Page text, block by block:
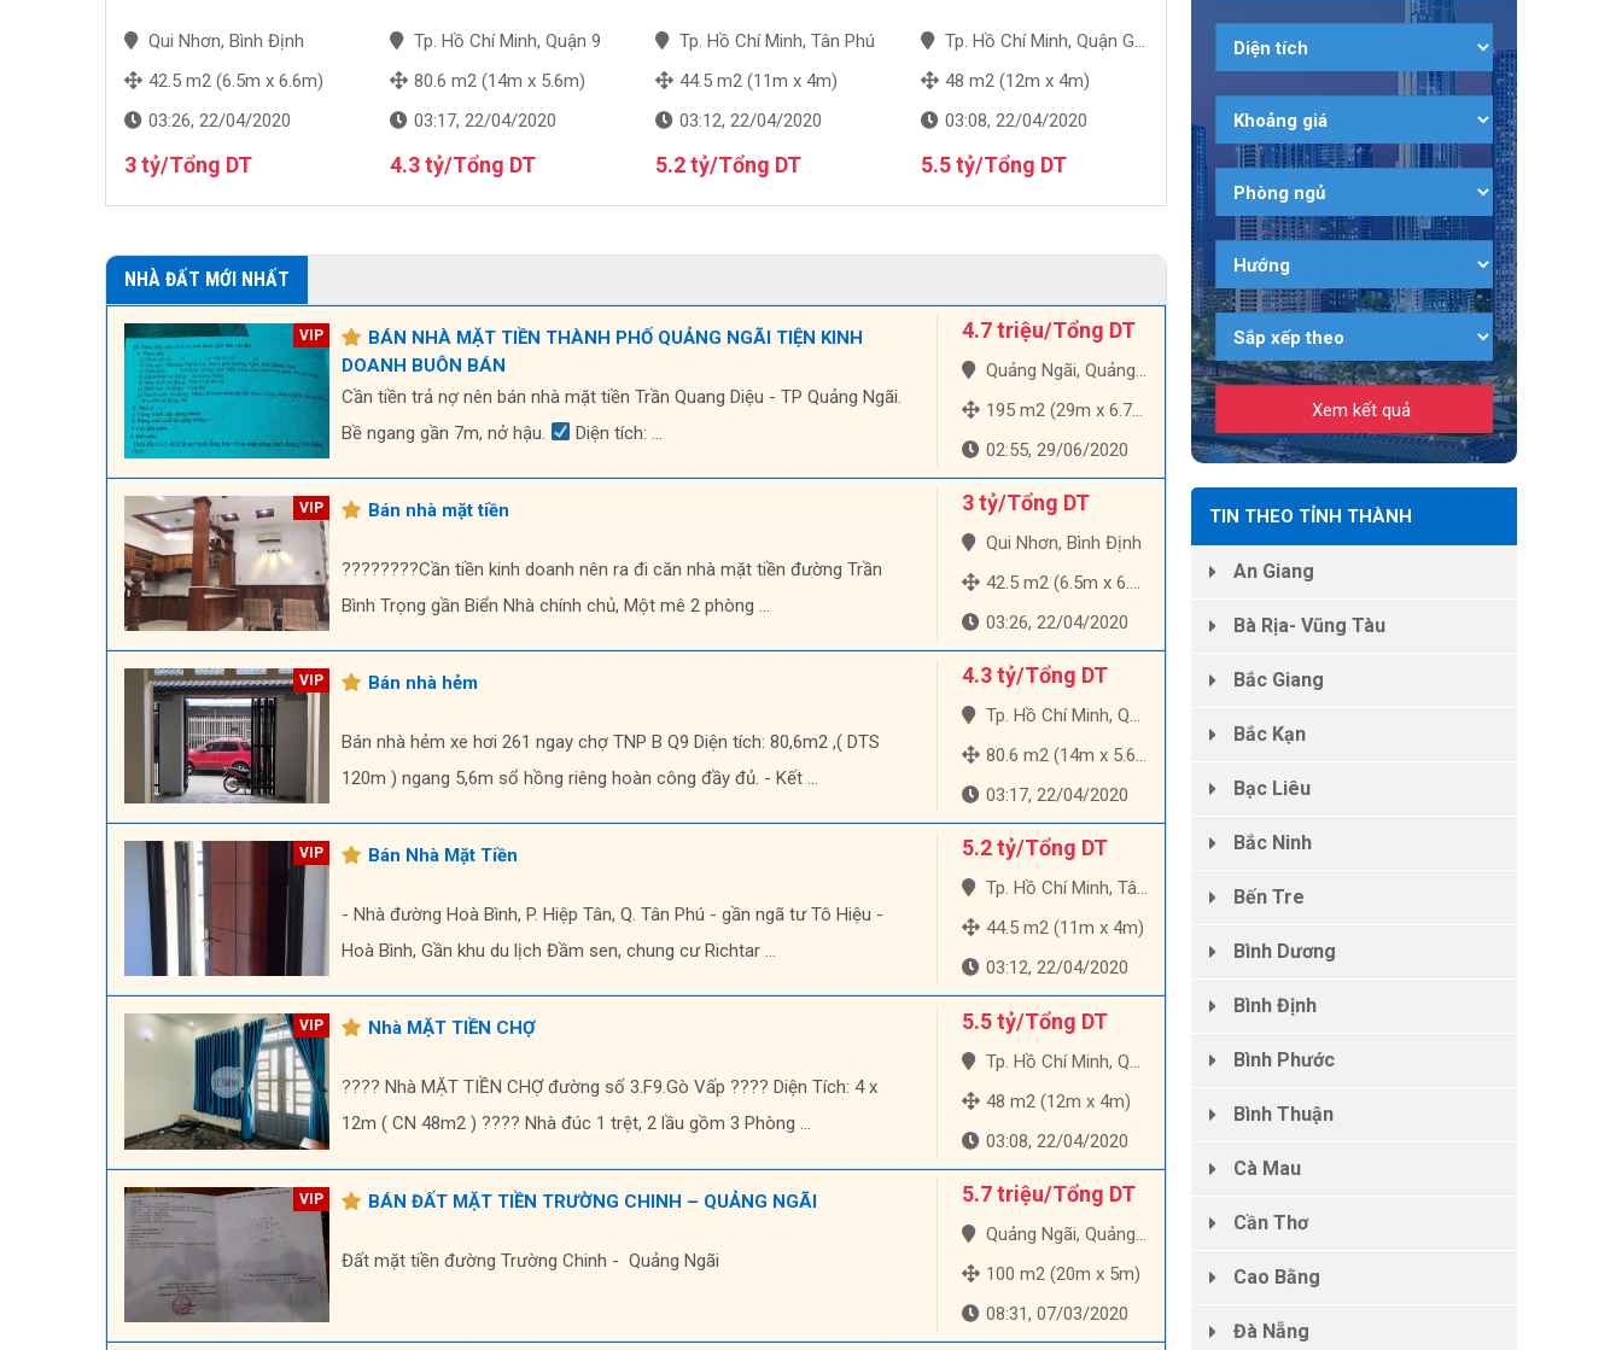
TIN THEO TỈNH THÀNH
An Giang
Bà Rịa- Vũng Tàu
Bắc Giang
Bắc Kạn
Bạc Liêu
Bắc Ninh
Bến Tre
Bình Dương
Bình Định
Bình Phước
Bình Thuận
Cà Mau
Cần Thơ
Cao Bằng
Đà Nẵng
3 tỷ/Tổng DT
Qui Nhơn, Bình Định
42.5 m2 (6.5m x 6.6m)
03:26, 22/04/2020
4.3 tỷ/Tổng DT
Tp. Hồ Chí Minh, Quận 9
80.6 m2 (14m x 5.6m)
03:17, 22/04/2020
5.2 tỷ/Tổng DT
Tp. Hồ Chí Minh, Tân Phú
44.5 m2 (11m x 4m)
03:12, 22/04/2020
5.5 tỷ/Tổng DT
Tp. Hồ Chí Minh, Quận Gò Vấp
48 m2 (12m x 4m)
03:08, 22/04/2020
5.7 triệu/Tổng DT
Quảng Ngãi, Quảng Ngãi
08:31, 07/03/2020
6.5 tỷ/Tổng DT
Bình Định
135 m2 (134m x
00:59, 19/02/2020
NHÀ ĐẤT MỚI NHẤT
BÁN NHÀ MẶT TIỀN THÀNH PHỐ QUẢNG NGÃI TIỆN KINH
DOANH BUÔN BÁN
Cần tiền trả nợ nên bán nhà mặt tiền Trần Quang Diệu - TP Quảng Ngãi.
Bề ngang gần 7m, nở hậu.
Diện tích: ...
4.7 triệu/Tổng DT
Quảng Ngãi, Quảng Ngãi
195 m2 (29m x 6.7m)
02:55, 29/06/2020
Bán nhà mặt tiền
????????Cần tiền kinh doanh nên ra đi căn nhà mặt tiền đường Trần
Bình Trọng gần Biển Nhà chính chủ, Một mê 2 phòng ...
3 tỷ/Tổng DT
Qui Nhơn, Bình Định
42.5 m2 (6.5m x 6.6m)
03:26, 22/04/2020
Bán nhà hẻm
Bán nhà hẻm xe hơi 261 ngay chợ TNP B Q9 Diện tích: 80,6m2 ,( DTS
120m ) ngang 5,6m sổ hồng riêng hoàn công đầy đủ. - Kết ...
4.3 tỷ/Tổng DT
Tp. Hồ Chí Minh, Quận 9
80.6 m2 (14m x 5.6m)
03:17, 22/04/2020
Bán Nhà Mặt Tiền
- Nhà đường Hoà Bình, P. Hiệp Tân, Q. Tân Phú - gần ngã tư Tô Hiệu -
Hoà Bình, Gần khu du lịch Đầm sen, chung cư Richtar ...
5.2 tỷ/Tổng DT
Tp. Hồ Chí Minh, Tân Phú
44.5 m2 (11m x 4m)
03:12, 22/04/2020
Nhà MẶT TIỀN CHỢ
???? Nhà MẶT TIỀN CHỢ đường số 3.F9.Gò Vấp ???? Diện Tích: 4 x
12m ( CN 48m2 ) ???? Nhà đúc 1 trệt, 2 lầu gồm 3 Phòng ...
5.5 tỷ/Tổng DT
Tp. Hồ Chí Minh, Quận Gò Vấp
48 m2 (12m x 4m)
03:08, 22/04/2020
BÁN ĐẤT MẶT TIỀN TRƯỜNG CHINH – QUẢNG NGÃI
Đất mặt tiền đường Trường Chinh - Quảng Ngãi
5.7 triệu/Tổng DT
Quảng Ngãi, Quảng Ngãi
100 m2 (20m x 5m)
08:31, 07/03/2020